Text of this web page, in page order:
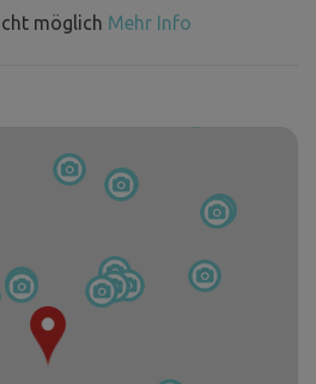
möglich Mehr Info